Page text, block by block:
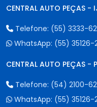
CENTRAL AUTO PEÇAS -
Telefone: (55) 3333-
WhatsApp: (55)
CENTRAL AUTO PEÇAS -
Telefone: (54) 2100-
WhatsApp: (55)